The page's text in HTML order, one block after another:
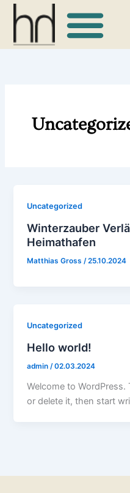
Zum
Inhalt
Uncategorized
Winterzauber
Heimathafen
Matthias Gross /25.10.2024
Uncategorized
Hello world!
admin/02.03.2024
Welcome to
or delete it, then start